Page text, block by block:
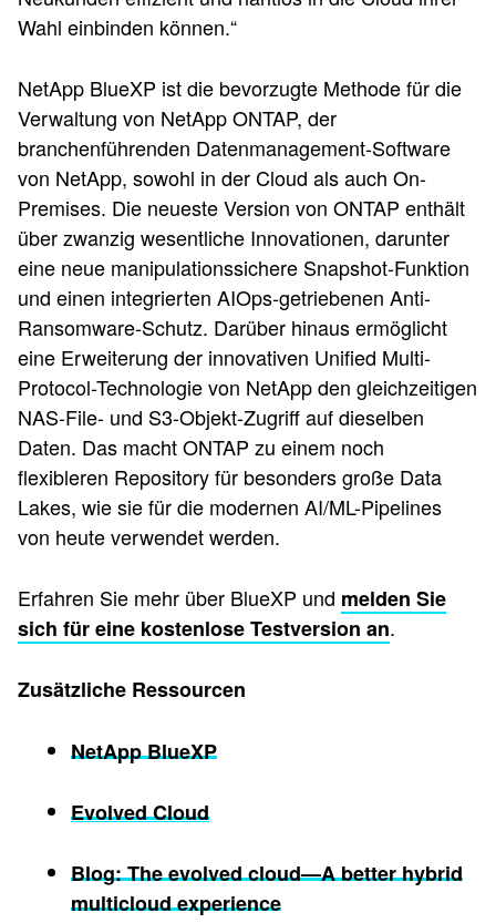
Wahl einbinden können.“
NetApp BlueXP ist die bevorzugte Methode für die
Verwaltung von NetApp ONTAP, der
branchenführenden Datenmanagement-Software
von NetApp, sowohl in der Cloud als auch On-
Premises. Die neueste Version von ONTAP enthält
über zwanzig wesentliche Innovationen, darunter
eine neue manipulationssichere Snapshot-Funktion
und einen integrierten AIOps-getriebenen Anti-
Ransomware-Schutz. Darüber hinaus ermöglicht
eine Erweiterung der innovativen Unified Multi-
Protocol-Technologie von NetApp den gleichzeitigen
NAS-File- und S3-Objekt-Zugriff auf dieselben
Daten. Das macht ONTAP zu einem noch
flexibleren Repository für besonders große Data
Lakes, wie sie für die modernen AI/ML-Pipelines
von heute verwendet werden.
Erfahren Sie mehr über BlueXP und melden Sie
sich für eine kostenlose Testversion an.
Zusätzliche Ressourcen
NetApp BlueXP
Evolved Cloud
Blog: The evolved cloud—A better hybrid
multicloud experience